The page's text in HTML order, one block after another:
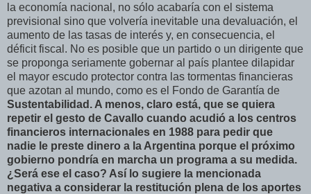
la economía nacional, no sólo acabaría con el sistema
previsional sino que volvería inevitable una devaluación, el
aumento de las tasas de interés y, en consecuencia, el
déficit fiscal. No es posible que un partido o un dirigente que
se proponga seriamente gobernar al país plantee dilapidar
el mayor escudo protector contra las tormentas financieras
que azotan al mundo, como es el Fondo de Garantía de
Sustentabilidad. A menos, claro está, que se quiera
repetir el gesto de Cavallo cuando acudió a los centros
financieros internacionales en 1988 para pedir que
nadie le preste dinero a la Argentina porque el próximo
gobierno pondría en marcha un programa a su medida.
¿Será ese el caso? Así lo sugiere la mencionada
negativa a considerar la restitución plena de los aportes